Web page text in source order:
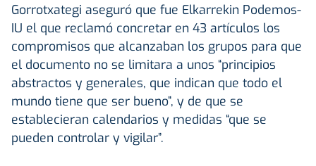
Gorrotxategi aseguró que fue Elkarrekin Podemos-
IU el que reclamó concretar en 43 artículos los
compromisos que alcanzaban los grupos para que
el documento no se limitara a unos “principios
abstractos y generales, que indican que todo el
mundo tiene que ser bueno”, y de que se
establecieran calendarios y medidas “que se
pueden controlar y vigilar”.